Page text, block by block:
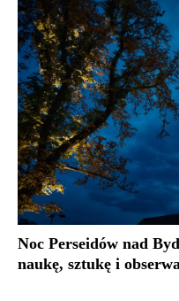
Noc Perseidów nad
naukę, sztukę i